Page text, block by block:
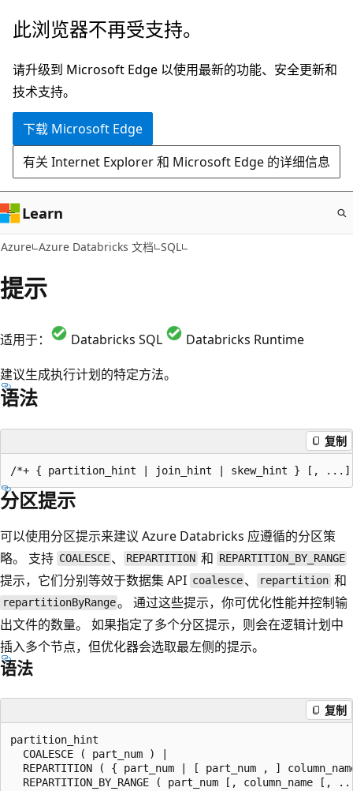
跳
主
要
内
此浏览器不再受支持。
请升级到 Microsoft Edge 以使用最新的功能、安全更新和
技术支持。
下载 Microsoft Edge
有关 Internet Explorer 和 Microsoft Edge 的详细信息
Learn
Azure Azure Databricks 文档 SQL
提示
适用于： Databricks SQL
Databricks Runtime
建议生成执行计划的特定方法。
语法
复制
分区提示
可以使用分区提示来建议 Azure Databricks 应遵循的分区策
略。 支持 COALESCE 、 REPARTITION 和 REPARTITION_BY_RANGE
提示，它们分别等效于数据集 API coalesce 、 repartition 和
repartitionByRange。 通过这些提示，你可优化性能并控制输
出文件的数量。 如果指定了多个分区提示，则会在逻辑计划中
插入多个节点，但优化器会选取最左侧的提示。
语法
复制
partition_hint
  COALESCE ( part_num ) |
REPARTITION ( { part_num | [ part_num , ]
REPARTITION_BY_RANGE ( part_num [, column_name [,